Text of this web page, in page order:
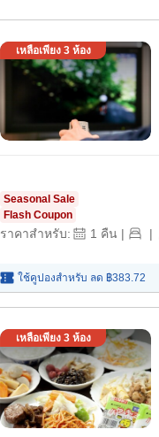
เหลือเพียง 3ห้อง
Seasonal Sale
Flash Coupon
ราคาสำหรับ: 1 คืน | |
ใช้คูปองสำหรับ ลด ฿383.72
เหลือเพียง 3ห้อง